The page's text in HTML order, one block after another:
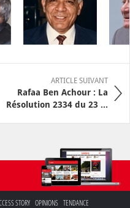
ARTICLE SUIVANT
Rafaa Ben Achour : La
Résolution 2334 du 23 ...
STORY OPINIONS TENDANCE